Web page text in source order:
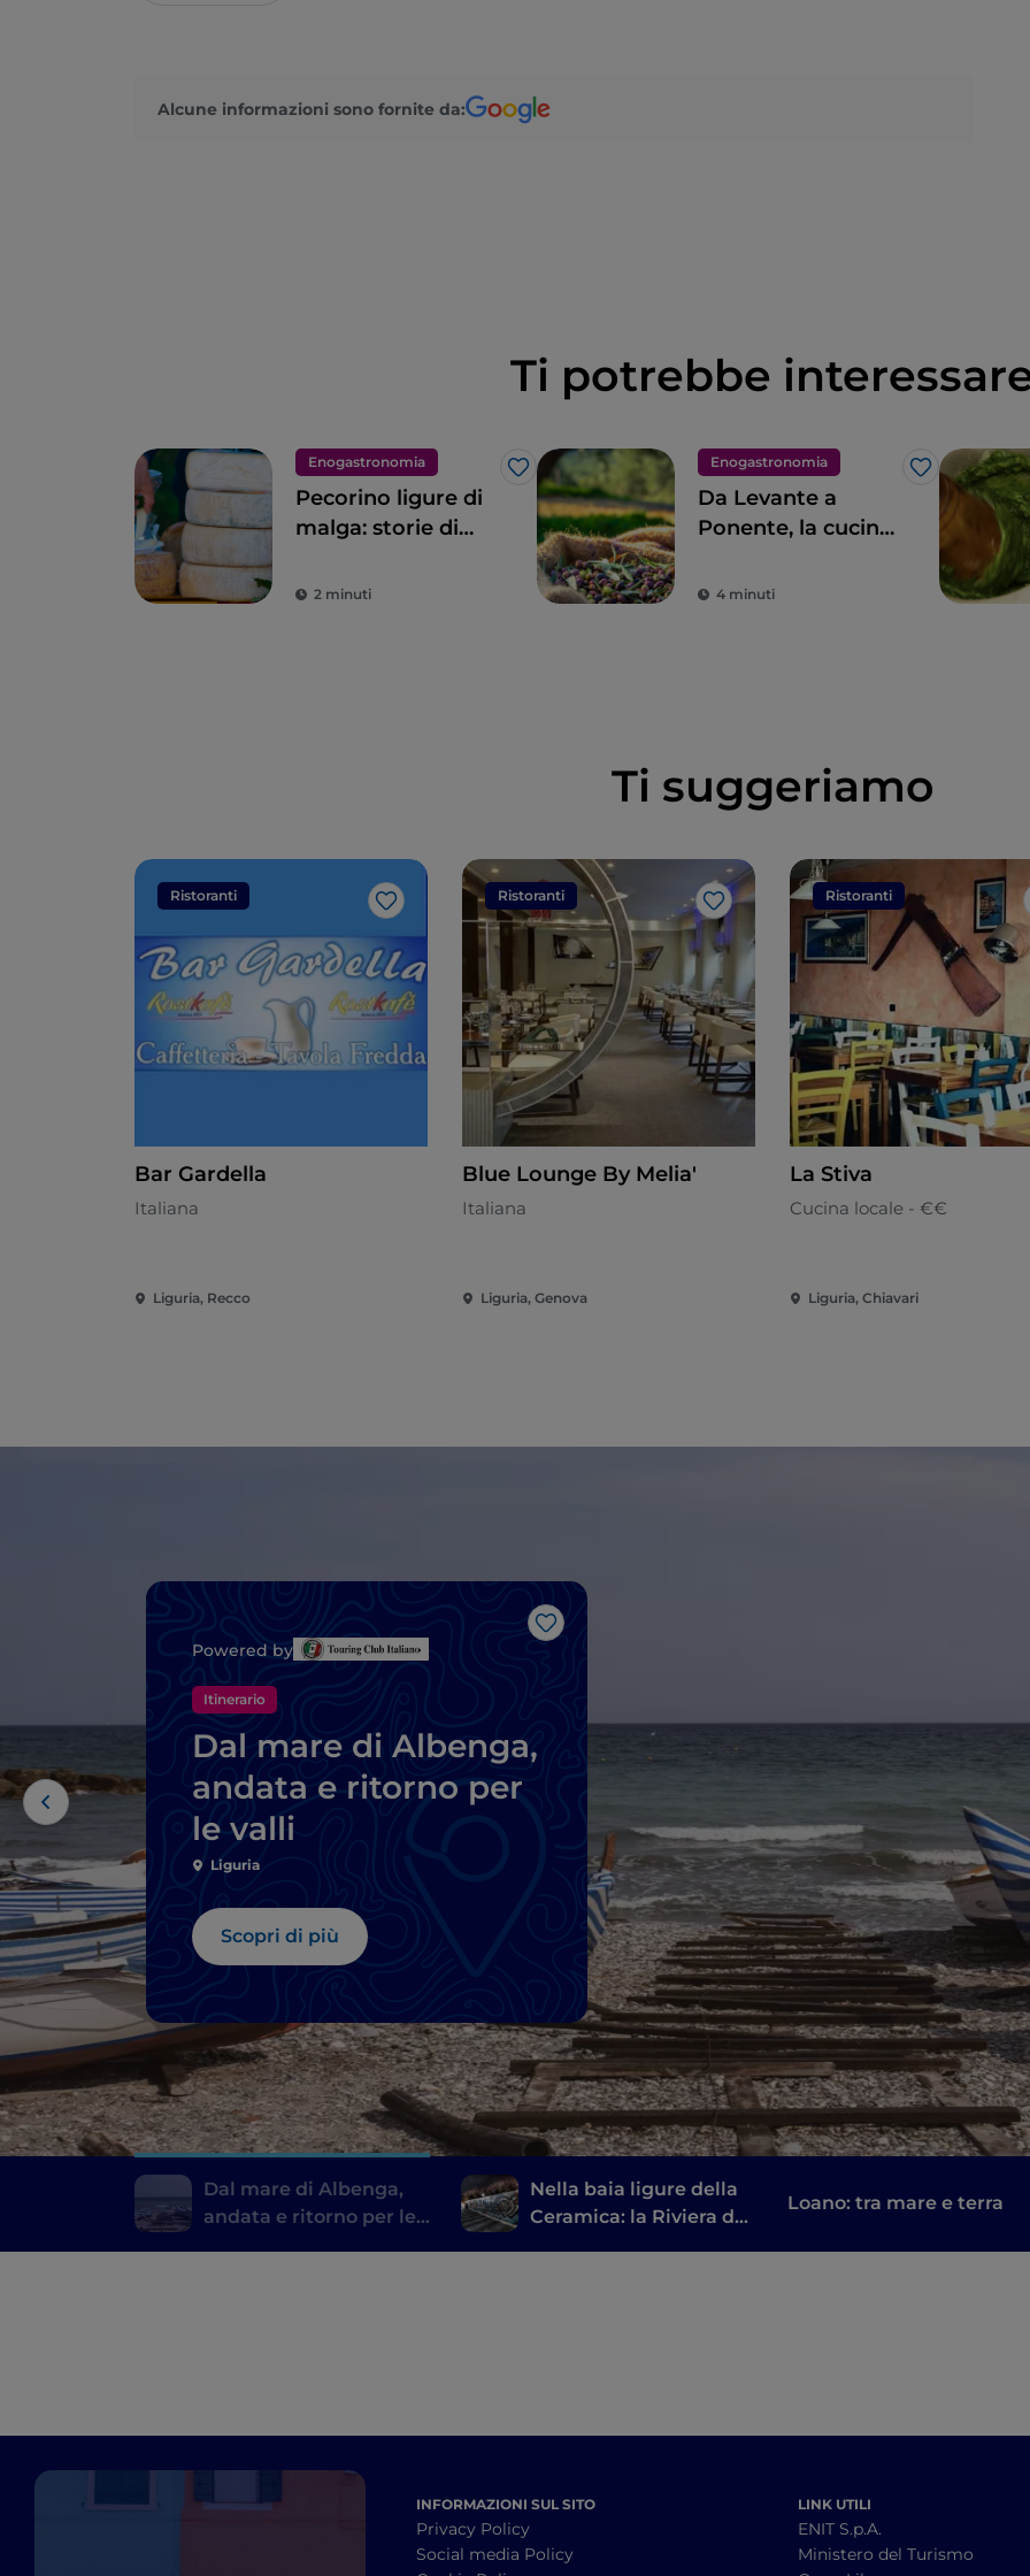
Alcune informazioni sono fornite da:
Ti potrebbe
Enogastronomia
Like
Pecorino ligure di
malga: storie di
montagna
2 minuti
Enogastronomia
Like
Da Levante a
Ponente, la cucina
4 minuti
Ti suggeriamo
Ristoranti
Like
Bar Gardella
Italiana
Liguria, Recco
Ristoranti
Like
Blue Lounge By Melia'
Italiana
Liguria, Genova
Ristoranti
La Stiva
Cucina locale - €€
Liguria, Chiavari
Like
Powered by
Itinerario
Dal mare di Albenga,
andata e ritorno per
le valli
Liguria
Scopri di più
Dal mare di Albenga,
andata e ritorno per le
Nella baia ligure della
Ceramica: la Riviera del
Loano: tra mare e terra
INFORMAZIONI SUL SITO
Privacy Policy
Social media Policy
LINK UTILI
ENIT S.p.A.
Ministero del Turismo